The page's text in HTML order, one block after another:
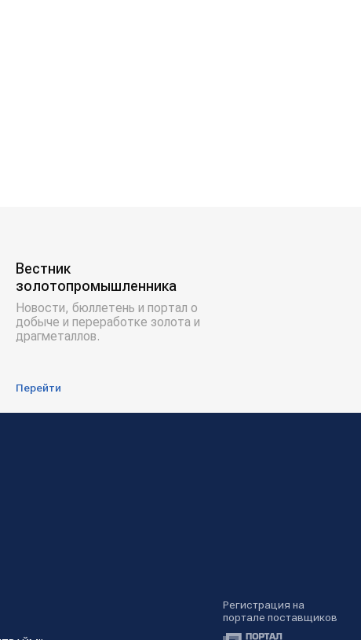
Вестник
золотопромышленника
Новости, бюллетень и портал о
добыче и переработке золота и
драгметаллов.
Перейти
Регистрация на
портале поставщиков